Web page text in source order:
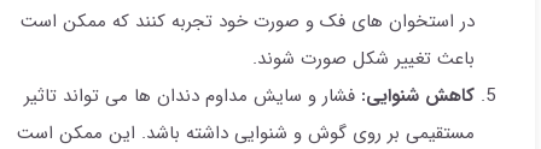
در استخوان های فک و صورت خود تجربه کنند که ممکن است
باعث تغییر شکل صورت شوند.
کاهش شنوایی: فشار و سایش مداوم دندان ها می تواند تاثیر
مستقیمی بر روی گوش و شنوایی داشته باشد. این ممکن است